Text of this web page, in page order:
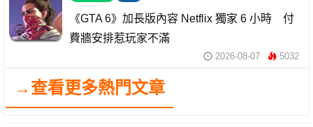
《GTA 6》加長版內容 Netflix 獨家 6 小時 付
費牆安排惹玩家不滿
2026-08-07 5032
→查看更多熱門文章